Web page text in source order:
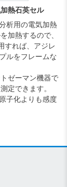
熱石英セル
析用の電気加熱
加熱するので、
すれば、アジレ
ルをフレームな
トゼーマン機器で
定できます。
子化よりも感度